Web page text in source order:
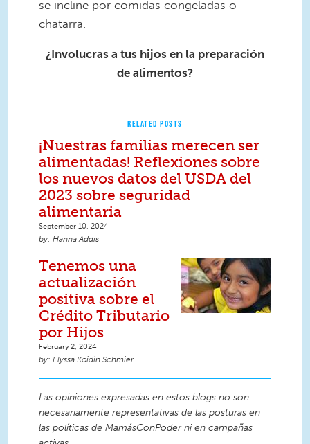
se incline por comidas congeladas o
chatarra.
¿Involucras a tus hijos en la preparación
de alimentos?
RELATED POSTS
¡Nuestras familias merecen ser
alimentadas! Reflexiones sobre
los nuevos datos del USDA del
2023 sobre seguridad
alimentaria
September 10, 2024
Hanna Addis
Tenemos una
actualización
positiva sobre el
Crédito Tributario
por Hijos
February 2, 2024
Elyssa Koidin Schmier
Las opiniones expresadas en estos blogs no son
necesariamente representativas de las posturas en
las políticas de MamásConPoder ni en campañas